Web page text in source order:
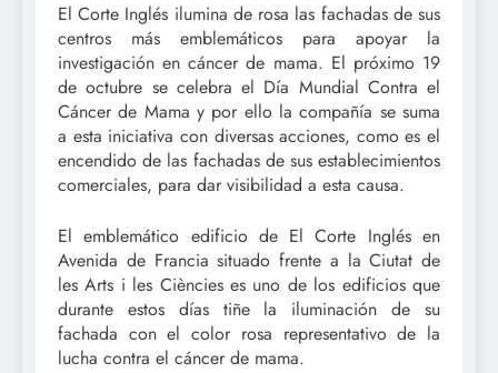
El Corte Inglés ilumina de rosa las fachadas de sus
centros más emblemáticos para apoyar la
investigación en cáncer de mama. El próximo 19
de octubre se celebra el Día Mundial Contra el
Cáncer de Mama y por ello la compañía se suma
a esta iniciativa con diversas acciones, como es el
encendido de las fachadas de sus establecimientos
comerciales, para dar visibilidad a esta causa.
El emblemático edificio de El Corte Inglés en
Avenida de Francia situado frente a la Ciutat de
les Arts i les Ciències es uno de los edificios que
durante estos días tiñe la iluminación de su
fachada con el color rosa representativo de la
lucha contra el cáncer de mama.